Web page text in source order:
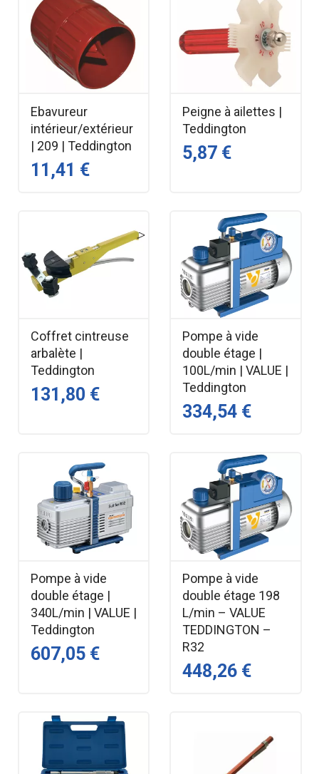
Ebavureur
intérieur/extérieur
| 209 | Teddington
11,41 €
Peigne à ailettes |
Teddington
5,87 €
Coffret cintreuse
arbalète |
Teddington
131,80 €
Pompe à vide
double étage |
100L/min | VALUE |
Teddington
334,54 €
Pompe à vide
double étage |
340L/min | VALUE |
Teddington
607,05 €
Pompe à vide
double étage 198
L/min – VALUE
TEDDINGTON –
R32
448,26 €